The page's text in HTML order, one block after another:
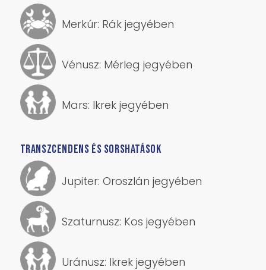
Merkúr: Rák jegyében
Vénusz: Mérleg jegyében
Mars: Ikrek jegyében
TRANSZCENDENS ÉS SORSHATÁSOK
Jupiter: Oroszlán jegyében
Szaturnusz: Kos jegyében
Uránusz: Ikrek jegyében